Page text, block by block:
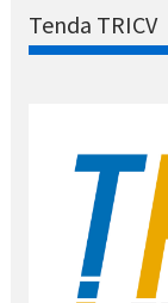
Tenda TRICV